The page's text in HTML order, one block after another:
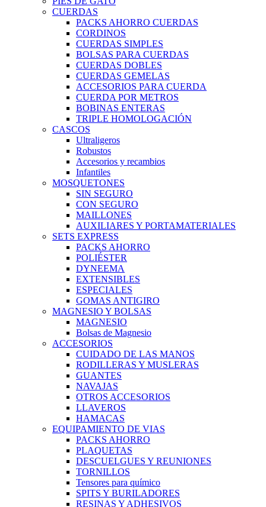
CUERDAS
PACKS AHORRO CUERDAS
CORDINOS
CUERDAS SIMPLES
BOLSAS PARA CUERDAS
CUERDAS DOBLES
CUERDAS GEMELAS
ACCESORIOS PARA CUERDA
CUERDA POR METROS
BOBINAS ENTERAS
TRIPLE HOMOLOGACIÓN
CASCOS
Ultraligeros
Robustos
Accesorios y recambios
Infantiles
MOSQUETONES
SIN SEGURO
CON SEGURO
MAILLONES
AUXILIARES Y PORTAMATERIALES
SETS EXPRESS
PACKS AHORRO
POLIÉSTER
DYNEEMA
EXTENSIBLES
ESPECIALES
GOMAS ANTIGIRO
MAGNESIO Y BOLSAS
MAGNESIO
Bolsas de Magnesio
ACCESORIOS
CUIDADO DE LAS MANOS
RODILLERAS Y MUSLERAS
GUANTES
NAVAJAS
OTROS ACCESORIOS
LLAVEROS
HAMACAS
EQUIPAMIENTO DE VIAS
PACKS AHORRO
PLAQUETAS
DESCUELGUES Y REUNIONES
TORNILLOS
Tensores para químico
SPITS Y BURILADORES
RESINAS Y ADHESIVOS